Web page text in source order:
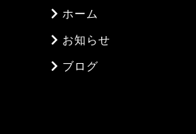
ホーム
お知らせ
ブログ